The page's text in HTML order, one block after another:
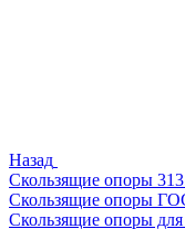
Назад
Скользящие опоры
Скользящие опоры
Скользящие опоры